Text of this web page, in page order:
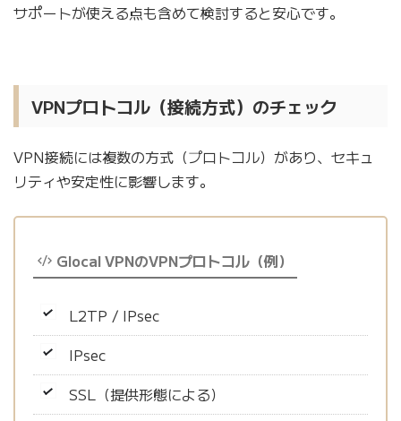
サポートが使える点も含めて検討すると安心です。
VPNプロトコル（接続方式）のチェック
VPN接続には複数の方式（プロトコル）があり、セキュ
リティや安定性に影響します。
Glocal VPNのVPNプロトコル（例）
L2TP / IPsec
IPsec
SSL（提供形態による）